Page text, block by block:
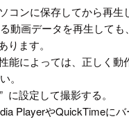
コンに保存してから再
動画データを再生しても
ます。
能によっては、正しく
。
に設定して撮影する。
PlayerやQuickTimeにバ